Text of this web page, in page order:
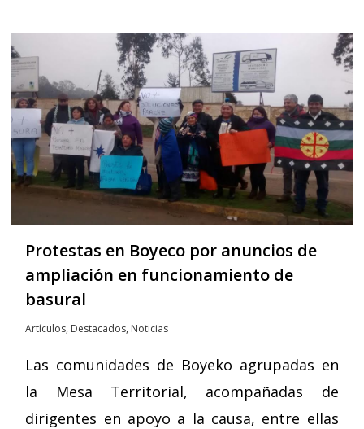
Protestas en Boyeco por anuncios de
ampliación en funcionamiento de
basural
Artículos, Destacados, Noticias
Las comunidades de Boyeko agrupadas en
la Mesa Territorial, acompañadas de
dirigentes en apoyo a la causa, entre ellas